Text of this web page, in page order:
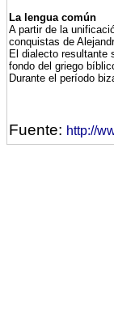
La lengua común
A partir de la
conquistas de
El dialecto resultante
fondo del griego
Durante el período
Fuente: http://